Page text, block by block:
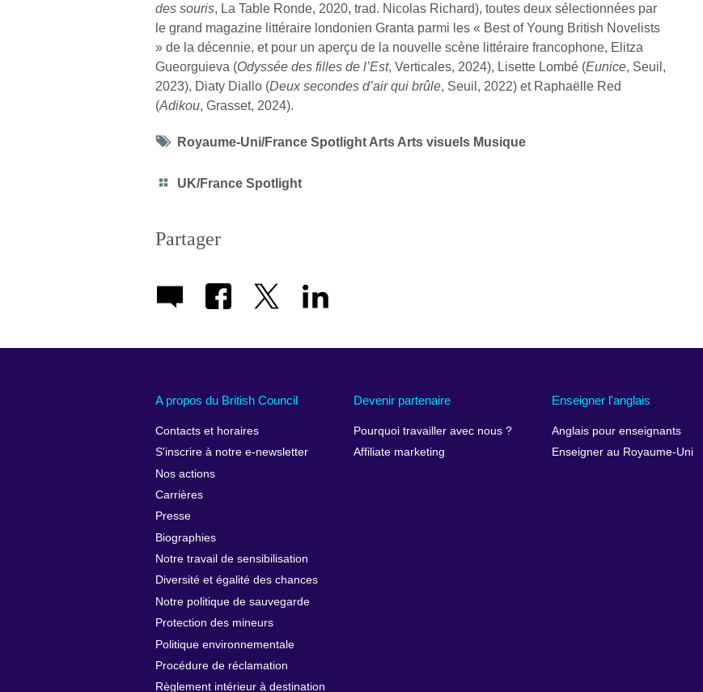
des souris, La Table Ronde, 2020, trad. Nicolas Richard), toutes deux sélectionnées par
le grand magazine littéraire londonien Granta parmi les « Best of Young British Novelists
» de la décennie, et pour un aperçu de la nouvelle scène littéraire francophone, Elitza
Gueorguieva (Odyssée des filles de l’Est, Verticales, 2024), Lisette Lombé (Eunice, Seuil,
2023), Diaty Diallo (Deux secondes d’air qui brûle, Seuil, 2022) et Raphaëlle Red
(Adikou, Grasset, 2024).
Tag
Royaume-Uni/France Spotlight Arts Arts visuels Musique
Category
UK/France Spotlight
Partager
A propos du British Council
Contacts et horaires
S'inscrire à notre e-newsletter
Nos actions
Carrières
Presse
Biographies
Notre travail de sensibilisation
Diversité et égalité des chances
Notre politique de sauvegarde
Protection des mineurs
Politique environnementale
Procédure de réclamation
Règlement intérieur à destination
Devenir partenaire
Pourquoi travailler avec nous ?
Affiliate marketing
Enseigner l'anglais
Anglais pour enseignants
Enseigner au Royaume-Uni